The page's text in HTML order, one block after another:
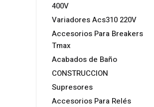
400V
Variadores Acs310 220V
Accesorios Para Breakers
Tmax
Acabados de Baño
CONSTRUCCION
Supresores
Accesorios Para Relés